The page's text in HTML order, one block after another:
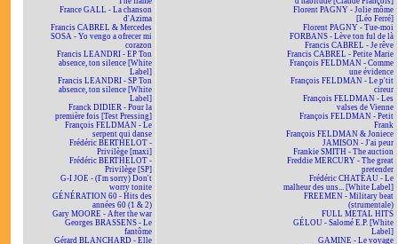
France GALL - La chanson
d'Azima
Francis CABREL & Mercedes
SOSA - Yo vengo a ofrecer mi
corazon
Francis LEANDRI - EP Ton
absence, ton silence [White
Label]
Francis LEANDRI - SP Ton
absence, ton silence [White
Label]
Franck DIDIER - Pour la
première fois [Test Pressing]
François FELDMAN - Le
serpent qui danse
Frédéric BERTHELOT -
Privilège [maxi]
Frédéric BERTHELOT -
Privilège [SP]
G-I JOE - (I'm sorry) Don't
worry tonite
GÉNÉRATION 60 - Hits des
années 60 (1 & 2)
Gary MOORE - After the war
Georges BRASSENS - Le
fantôme
Gérard BLANCHARD - Elle
Florent PAGNY - Jolie môme
[Léo Ferré]
Florent PAGNY - Tue-moi
FORBANS - Lève ton ful de là
Francis CABREL - Je rêve
Francis CABREL - Petite Marie
François FELDMAN - Comme
une évidence
François FELDMAN - Le p'tit
cireur
François FELDMAN - Les
valses de Vienne
François FELDMAN - Petit
Frank
François FELDMAN & Joniece
JAMISON - J'ai peur
Frankie SMITH - The auction
Freddie MERCURY - The great
pretender
Frédéric CHATEAU - Le
malheur des uns... [White Label]
FREEMEN - Military beat
(strumentale)
FULL METAL HITS
GÉLOU - Salomé E.P. [White
Label]
GAMINE - Le voyage